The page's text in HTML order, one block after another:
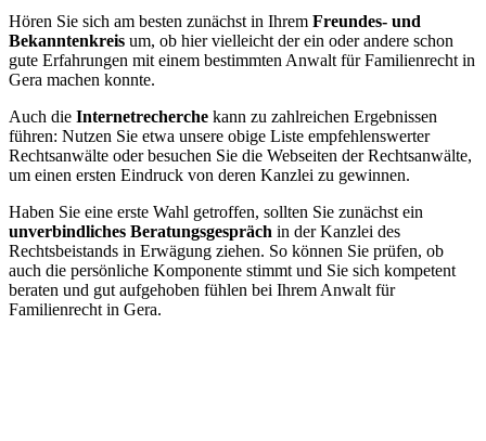
Hören Sie sich am besten zunächst in Ihrem Freundes- und
Bekanntenkreis um, ob hier vielleicht der ein oder andere schon
gute Erfahrungen mit einem bestimmten Anwalt für Familienrecht in
Gera machen konnte.
Auch die Internetrecherche kann zu zahlreichen Ergebnissen
führen: Nutzen Sie etwa unsere obige Liste empfehlenswerter
Rechtsanwälte oder besuchen Sie die Webseiten der Rechtsanwälte,
um einen ersten Eindruck von deren Kanzlei zu gewinnen.
Haben Sie eine erste Wahl getroffen, sollten Sie zunächst ein
unverbindliches Beratungsgespräch in der Kanzlei des
Rechtsbeistands in Erwägung ziehen. So können Sie prüfen, ob
auch die persönliche Komponente stimmt und Sie sich kompetent
beraten und gut aufgehoben fühlen bei Ihrem Anwalt für
Familienrecht in Gera.